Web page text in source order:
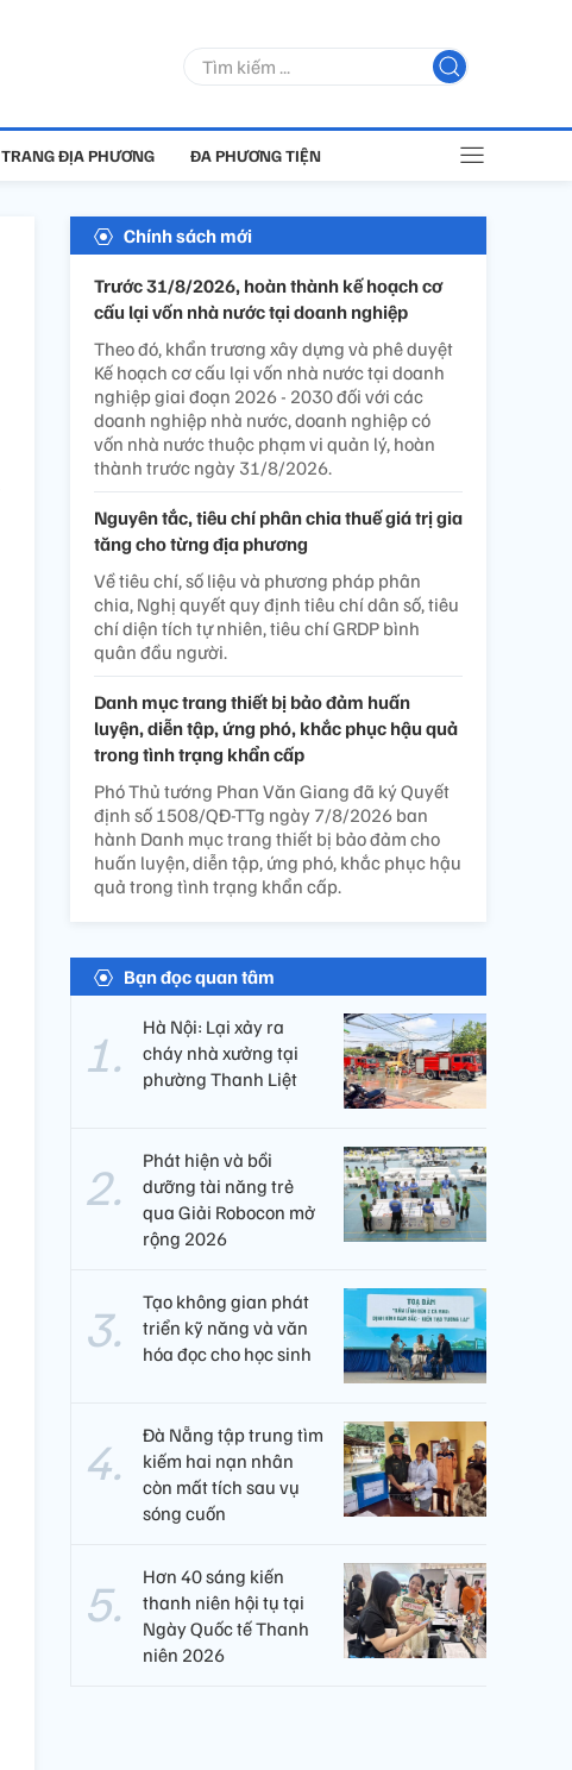
TRANG ĐỊA PHƯƠNG ĐA PHƯƠNG TIỆN
Chính sách mới
Trước 31/8/2026, hoàn thành kế hoạch cơ
cấu lại vốn nhà nước tại doanh nghiệp
Theo đó, khẩn trương xây dựng và phê duyệt
Kế hoạch cơ cấu lại vốn nhà nước tại doanh
nghiệp giai đoạn 2026 - 2030 đối với các
doanh nghiệp nhà nước, doanh nghiệp có
vốn nhà nước thuộc phạm vi quản lý, hoàn
thành trước ngày 31/8/2026.
Nguyên tắc, tiêu chí phân chia thuế giá trị gia
tăng cho từng địa phương
Về tiêu chí, số liệu và phương pháp phân
chia, Nghị quyết quy định tiêu chí dân số, tiêu
chí diện tích tự nhiên, tiêu chí GRDP bình
quân đầu người.
Danh mục trang thiết bị bảo đảm huấn
luyện, diễn tập, ứng phó, khắc phục hậu quả
trong tình trạng khẩn cấp
Phó Thủ tướng Phan Văn Giang đã ký Quyết
định số 1508/QĐ-TTg ngày 7/8/2026 ban
hành Danh mục trang thiết bị bảo đảm cho
huấn luyện, diễn tập, ứng phó, khắc phục hậu
quả trong tình trạng khẩn cấp.
Bạn đọc quan tâm
Hà Nội: Lại xảy ra
cháy nhà xưởng tại
phường Thanh Liệt
Phát hiện và bồi
dưỡng tài năng trẻ
qua Giải Robocon mở
rộng 2026
Tạo không gian phát
triển kỹ năng và văn
hóa đọc cho học sinh
Đà Nẵng tập trung tìm
kiếm hai nạn nhân
còn mất tích sau vụ
sóng cuốn
Hơn 40 sáng kiến
thanh niên hội tụ tại
Ngày Quốc tế Thanh
niên 2026